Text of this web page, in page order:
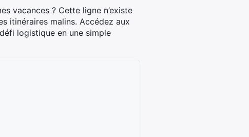
vacances ? Cette ligne n’existe
itinéraires malins. Accédez aux
logistique en une simple